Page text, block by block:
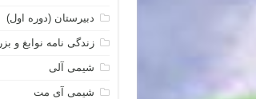
دبیرستان (دوره اول)
زندگی نامه نوابغ و
شیمی آلی
شیمی آی مت